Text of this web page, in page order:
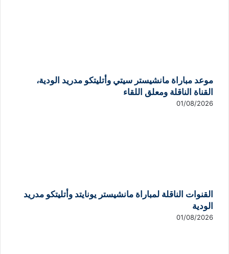
موعد مباراة مانشيستر سيتي وأتليتكو مدريد الودية،
القناة الناقلة ومعلق اللقاء
01/08/2026
القنوات الناقلة لمباراة مانشيستر يونايتد وأتليتكو مدريد
الودية
01/08/2026